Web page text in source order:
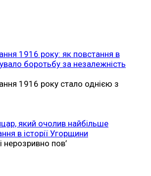
1916 року: як повстання в
боротьбу за незалежність
1916 року стало однією з
який очолив найбільше
в історії Угорщини
пов’